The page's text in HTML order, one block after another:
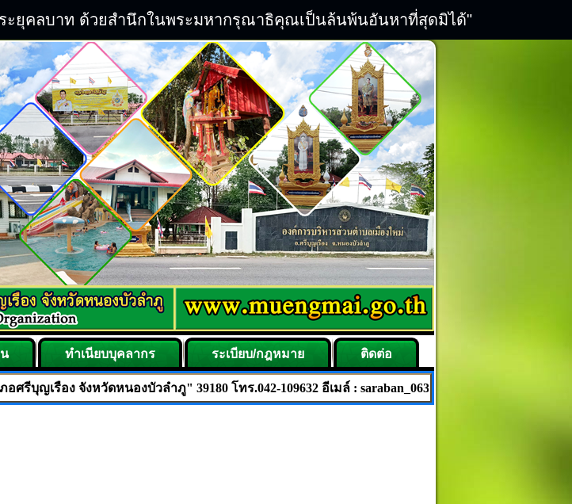
ยุคลบาท ด้วยสำนึกในพระมหากรุณาธิคุณเป็นล้นพ้นอันหาที่สุดมิได้"
ทำเนียบบุคลากร ระเบียบ/กฎหมาย ติดต่อ
ดหนองบัวลำภู" 39180 โทร.042-109632 อีเมล์ : saraban_06390406@dla.go.th